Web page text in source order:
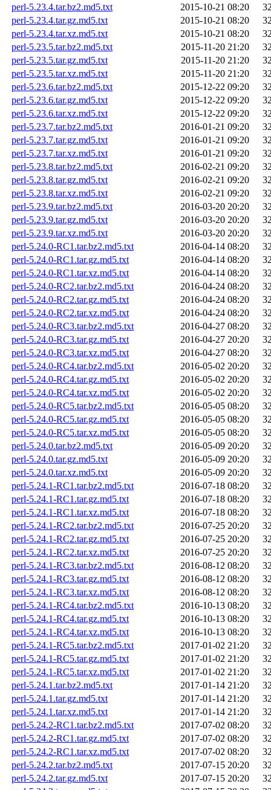
perl-5.23.4.tar.bz2.md5.txt
2015-10-21 08:20
perl-5.23.4.tar.gz.md5.txt
2015-10-21 08:20
perl-5.23.4.tar.xz.md5.txt
2015-10-21 08:20
perl-5.23.5.tar.bz2.md5.txt
2015-11-20 21:20
perl-5.23.5.tar.gz.md5.txt
2015-11-20 21:20
perl-5.23.5.tar.xz.md5.txt
2015-11-20 21:20
perl-5.23.6.tar.bz2.md5.txt
2015-12-22 09:20
perl-5.23.6.tar.gz.md5.txt
2015-12-22 09:20
perl-5.23.6.tar.xz.md5.txt
2015-12-22 09:20
perl-5.23.7.tar.bz2.md5.txt
2016-01-21 09:20
perl-5.23.7.tar.gz.md5.txt
2016-01-21 09:20
perl-5.23.7.tar.xz.md5.txt
2016-01-21 09:20
perl-5.23.8.tar.bz2.md5.txt
2016-02-21 09:20
perl-5.23.8.tar.gz.md5.txt
2016-02-21 09:20
perl-5.23.8.tar.xz.md5.txt
2016-02-21 09:20
perl-5.23.9.tar.bz2.md5.txt
2016-03-20 20:20
perl-5.23.9.tar.gz.md5.txt
2016-03-20 20:20
perl-5.23.9.tar.xz.md5.txt
2016-03-20 20:20
perl-5.24.0-RC1.tar.bz2.md5.txt
2016-04-14 08:20
perl-5.24.0-RC1.tar.gz.md5.txt
2016-04-14 08:20
perl-5.24.0-RC1.tar.xz.md5.txt
2016-04-14 08:20
perl-5.24.0-RC2.tar.bz2.md5.txt
2016-04-24 08:20
perl-5.24.0-RC2.tar.gz.md5.txt
2016-04-24 08:20
perl-5.24.0-RC2.tar.xz.md5.txt
2016-04-24 08:20
perl-5.24.0-RC3.tar.bz2.md5.txt
2016-04-27 08:20
perl-5.24.0-RC3.tar.gz.md5.txt
2016-04-27 20:20
perl-5.24.0-RC3.tar.xz.md5.txt
2016-04-27 08:20
perl-5.24.0-RC4.tar.bz2.md5.txt
2016-05-02 20:20
perl-5.24.0-RC4.tar.gz.md5.txt
2016-05-02 20:20
perl-5.24.0-RC4.tar.xz.md5.txt
2016-05-02 20:20
perl-5.24.0-RC5.tar.bz2.md5.txt
2016-05-05 08:20
perl-5.24.0-RC5.tar.gz.md5.txt
2016-05-05 08:20
perl-5.24.0-RC5.tar.xz.md5.txt
2016-05-05 08:20
perl-5.24.0.tar.bz2.md5.txt
2016-05-09 20:20
perl-5.24.0.tar.gz.md5.txt
2016-05-09 20:20
perl-5.24.0.tar.xz.md5.txt
2016-05-09 20:20
perl-5.24.1-RC1.tar.bz2.md5.txt
2016-07-18 08:20
perl-5.24.1-RC1.tar.gz.md5.txt
2016-07-18 08:20
perl-5.24.1-RC1.tar.xz.md5.txt
2016-07-18 08:20
perl-5.24.1-RC2.tar.bz2.md5.txt
2016-07-25 20:20
perl-5.24.1-RC2.tar.gz.md5.txt
2016-07-25 20:20
perl-5.24.1-RC2.tar.xz.md5.txt
2016-07-25 20:20
perl-5.24.1-RC3.tar.bz2.md5.txt
2016-08-12 08:20
perl-5.24.1-RC3.tar.gz.md5.txt
2016-08-12 08:20
perl-5.24.1-RC3.tar.xz.md5.txt
2016-08-12 08:20
perl-5.24.1-RC4.tar.bz2.md5.txt
2016-10-13 08:20
perl-5.24.1-RC4.tar.gz.md5.txt
2016-10-13 08:20
perl-5.24.1-RC4.tar.xz.md5.txt
2016-10-13 08:20
perl-5.24.1-RC5.tar.bz2.md5.txt
2017-01-02 21:20
perl-5.24.1-RC5.tar.gz.md5.txt
2017-01-02 21:20
perl-5.24.1-RC5.tar.xz.md5.txt
2017-01-02 21:20
perl-5.24.1.tar.bz2.md5.txt
2017-01-14 21:20
perl-5.24.1.tar.gz.md5.txt
2017-01-14 21:20
perl-5.24.1.tar.xz.md5.txt
2017-01-14 21:20
perl-5.24.2-RC1.tar.bz2.md5.txt
2017-07-02 08:20
perl-5.24.2-RC1.tar.gz.md5.txt
2017-07-02 08:20
perl-5.24.2-RC1.tar.xz.md5.txt
2017-07-02 08:20
perl-5.24.2.tar.bz2.md5.txt
2017-07-15 20:20
perl-5.24.2.tar.gz.md5.txt
2017-07-15 20:20